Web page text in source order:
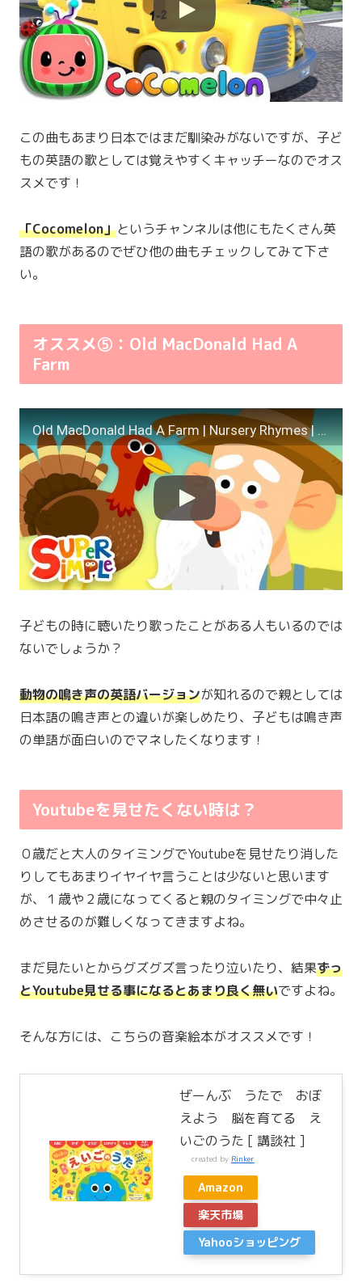
この曲もあまり日本ではまだ馴染みがないですが、子ど
もの英語の歌としては覚えやすくキャッチーなのでオス
スメです！
「Cocomelon」というチャンネルは他にもたくさん英
語の歌があるのでぜひ他の曲もチェックしてみて下さ
い。
オススメ⑤：Old MacDonald Had A
Farm
Old MacDonald Had A Farm | Nursery Rhymes | Super Simple Songs
子どもの時に聴いたり歌ったことがある人もいるのでは
ないでしょうか？
動物の鳴き声の英語バージョンが知れるので親としては
日本語の鳴き声との違いが楽しめたり、子どもは鳴き声
の単語が面白いのでマネしたくなります！
Youtubeを見せたくない時は？
０歳だと大人のタイミングでYoutubeを見せたり消した
りしてもあまりイヤイヤ言うことは少ないと思います
が、１歳や２歳になってくると親のタイミングで中々止
めさせるのが難しくなってきますよね。
まだ見たいとからグズグズ言ったり泣いたり、結果ずっ
とYoutube見せる事になるとあまり良く無いですよね。
そんな方には、こちらの音楽絵本がオススメです！
ぜーんぶ うたで おぼ
えよう 脳を育てる え
いごのうた [ 講談社 ]
created by Rinker
Amazon
楽天市場
Yahooショッピング